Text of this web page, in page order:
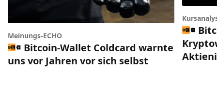
Meinungs-ECHO
Bitcoin-Wallet Coldcard warnte
uns vor Jahren vor sich selbst